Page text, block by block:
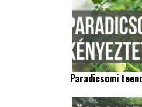
Paradicsomi